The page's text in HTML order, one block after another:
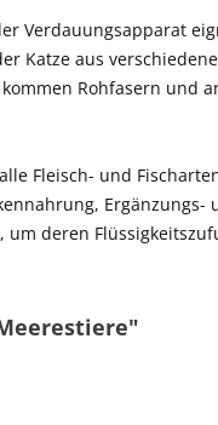
Verdauungsapparat
Katze aus
Rohfasern und
Fleisch- und
deren